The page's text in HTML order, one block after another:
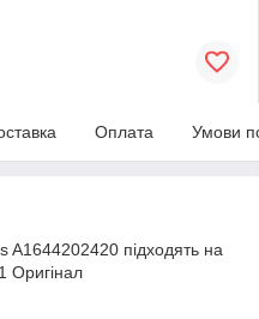
Оплата Умови
A1644202420 підходять на
Оригінал